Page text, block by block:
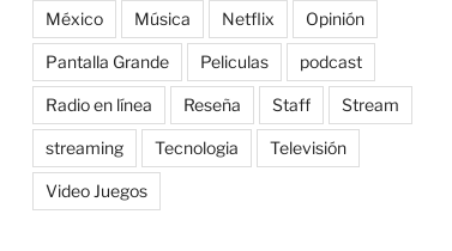
México Música Netflix Opinión
Pantalla Grande Peliculas podcast
Radio en línea Reseña Staff Stream
streaming Tecnologia Televisión
Video Juegos